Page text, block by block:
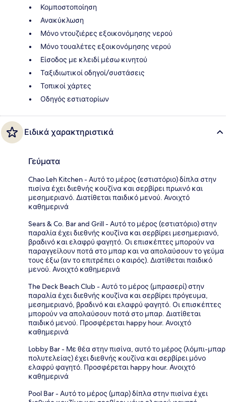
Κομποστοποίηση
Ανακύκλωση
Μόνο ντουζιέρες εξοικονόμησης νερού
Μόνο τουαλέτες εξοικονόμησης νερού
Είσοδος με κλειδί μέσω κινητού
Ταξιδιωτικοί οδηγοί/συστάσεις
Τοπικοί χάρτες
Οδηγός εστιατορίων
Ειδικά χαρακτηριστικά
Γεύματα
Chao Leh Kitchen - Αυτό το μέρος (εστιατόριο) δίπλα στην
πισίνα έχει διεθνής κουζίνα και σερβίρει πρωινό και
μεσημεριανό. Διατίθεται παιδικό μενού. Ανοιχτό
καθημερινά
Sears & Co. Bar and Grill - Αυτό το μέρος (εστιατόριο) στην
παραλία έχει διεθνής κουζίνα και σερβίρει μεσημεριανό,
βραδινό και ελαφρύ φαγητό. Οι επισκέπτες μπορούν να
παραγγείλουν ποτά στο μπαρ και να απολαύσουν το γεύμα
τους έξω (αν το επιτρέπει ο καιρός). Διατίθεται παιδικό
μενού. Ανοιχτό καθημερινά
The Deck Beach Club - Αυτό το μέρος (μπρασερί) στην
παραλία έχει διεθνής κουζίνα και σερβίρει πρόγευμα,
μεσημεριανό, βραδινό και ελαφρύ φαγητό. Οι επισκέπτες
μπορούν να απολαύσουν ποτά στο μπαρ. Διατίθεται
παιδικό μενού. Προσφέρεται happy hour. Ανοιχτό
καθημερινά
Lobby Bar - Με θέα στην πισίνα, αυτό το μέρος (λόμπι-μπαρ
πολυτελείας) έχει διεθνής κουζίνα και σερβίρει μόνο
ελαφρύ φαγητό. Προσφέρεται happy hour. Ανοιχτό
καθημερινά
Pool Bar - Αυτό το μέρος (μπαρ) δίπλα στην πισίνα έχει